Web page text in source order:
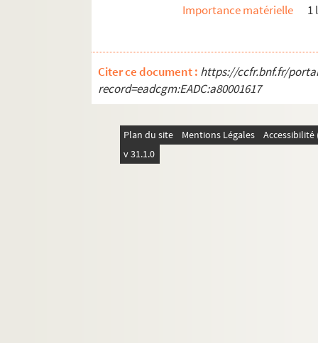
Importance matérielle
1
Citer ce document : https://ccfr.bnf.fr/
record=eadcgm:EADC:a80001617
Plan du site Mentions Légales
v 31.1.0